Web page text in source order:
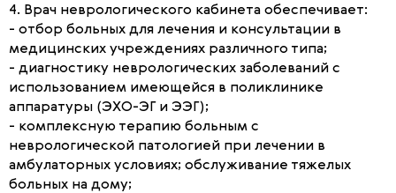
4. Врач неврологического кабинета обеспечивает:
- отбор больных для лечения и консультации в
медицинских учреждениях различного типа;
- диагностику неврологических заболеваний с
использованием имеющейся в поликлинике
аппаратуры (ЭХО-ЭГ и ЭЭГ);
- комплексную терапию больным с
неврологической патологией при лечении в
амбулаторных условиях; обслуживание тяжелых
больных на дому;